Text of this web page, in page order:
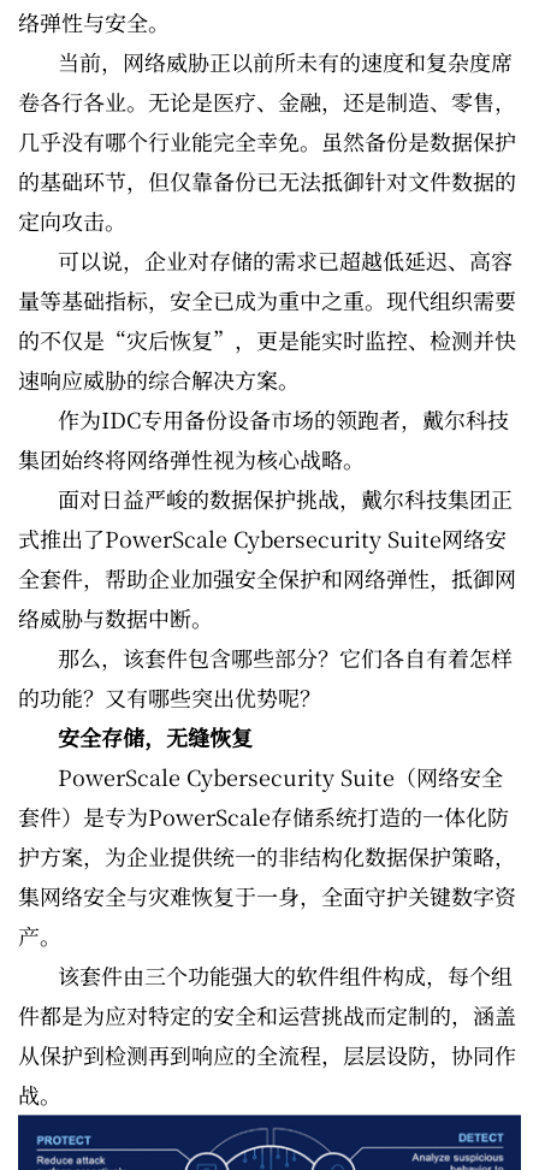
络弹性与安全。
当前，网络威胁正以前所未有的速度和复杂度席
卷各行各业。无论是医疗、金融，还是制造、零售，
几乎没有哪个行业能完全幸免。虽然备份是数据保护
的基础环节，但仅靠备份已无法抵御针对文件数据的
定向攻击。
可以说，企业对存储的需求已超越低延迟、高容
量等基础指标，安全已成为重中之重。现代组织需要
的不仅是“灾后恢复”，更是能实时监控、检测并快
速响应威胁的综合解决方案。
作为IDC专用备份设备市场的领跑者，戴尔科技
集团始终将网络弹性视为核心战略。
面对日益严峻的数据保护挑战，戴尔科技集团正
式推出了PowerScale Cybersecurity Suite网络安
全套件，帮助企业加强安全保护和网络弹性，抵御网
络威胁与数据中断。
那么，该套件包含哪些部分？它们各自有着怎样
的功能？又有哪些突出优势呢？
安全存储，无缝恢复
PowerScale Cybersecurity Suite（网络安全
套件）是专为PowerScale存储系统打造的一体化防
护方案，为企业提供统一的非结构化数据保护策略，
集网络安全与灾难恢复于一身，全面守护关键数字资
产。
该套件由三个功能强大的软件组件构成，每个组
件都是为应对特定的安全和运营挑战而定制的，涵盖
从保护到检测再到响应的全流程，层层设防，协同作
战。